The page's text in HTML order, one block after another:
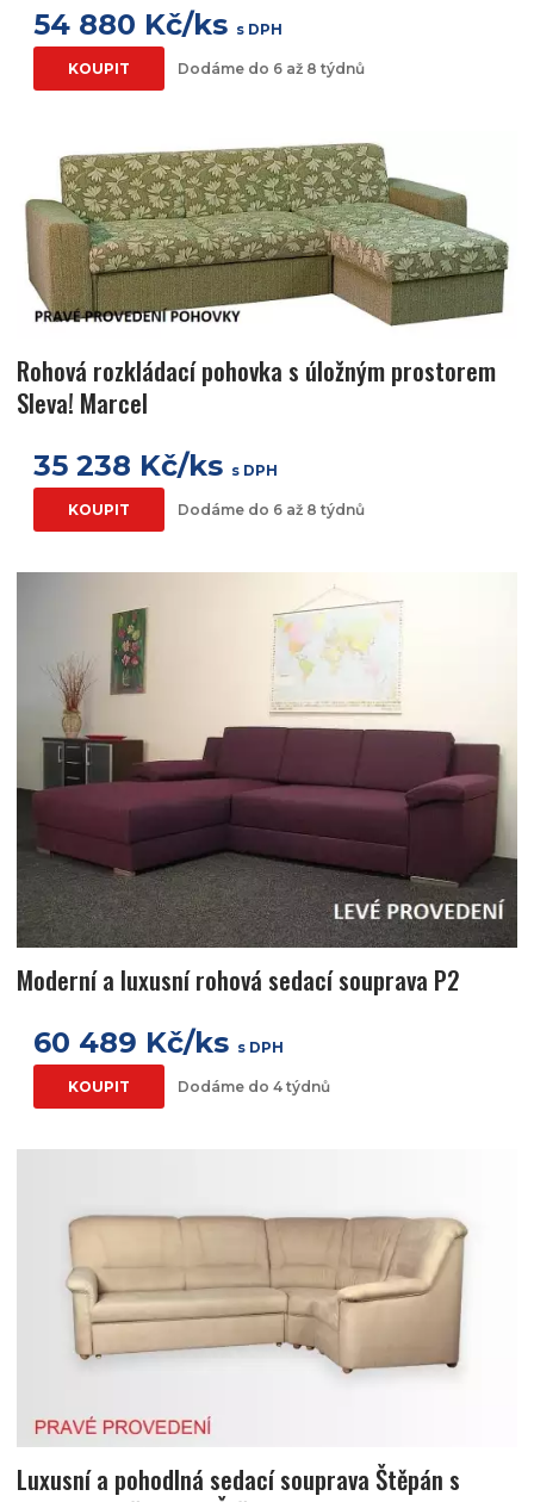
54 880 Kč/ks s DPH
KOUPIT Dodáme do 6 až 8 týdnů
Rohová rozkládací pohovka s úložným prostorem
Sleva! Marcel
35 238 Kč/ks s DPH
KOUPIT Dodáme do 6 až 8 týdnů
Moderní a luxusní rohová sedací souprava P2
60 489 Kč/ks s DPH
KOUPIT Dodáme do 4 týdnů
Luxusní a pohodlná sedací souprava Štěpán s